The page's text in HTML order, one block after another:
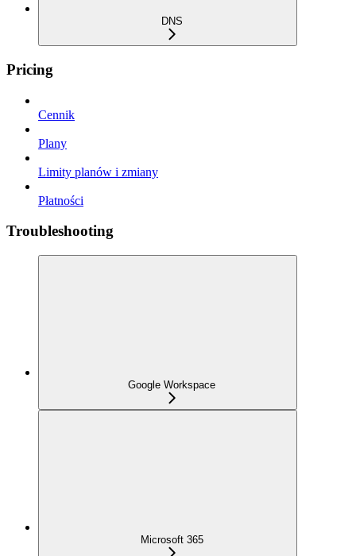
DNS
Pricing
Cennik
Plany
Limity planów i zmiany
Płatności
Troubleshooting
Google Workspace
Microsoft 365